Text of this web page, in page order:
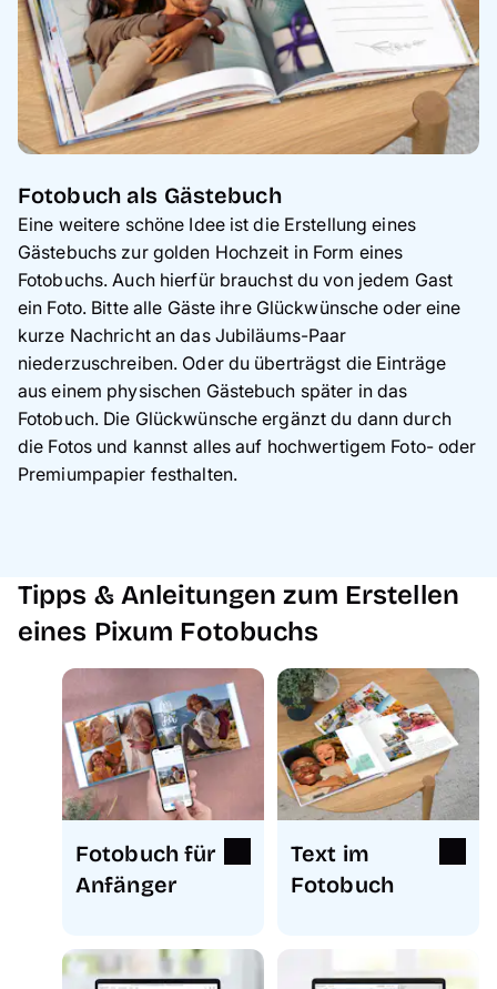
Fotobuch als Gästebuch
Eine weitere schöne Idee ist die Erstellung eines
Gästebuchs zur golden Hochzeit in Form eines
Fotobuchs. Auch hierfür brauchst du von jedem Gast
ein Foto. Bitte alle Gäste ihre Glückwünsche oder eine
kurze Nachricht an das Jubiläums-Paar
niederzuschreiben. Oder du überträgst die Einträge
aus einem physischen Gästebuch später in das
Fotobuch. Die Glückwünsche ergänzt du dann durch
die Fotos und kannst alles auf hochwertigem Foto- oder
Premiumpapier festhalten.
Tipps & Anleitungen zum Erstellen
eines Pixum Fotobuchs
Fotobuch für
Anfänger
Text im
Fotobuch